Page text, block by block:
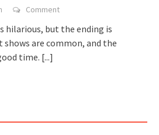
Comment
hilarious, but the ending is
are common, and the
time. [...]